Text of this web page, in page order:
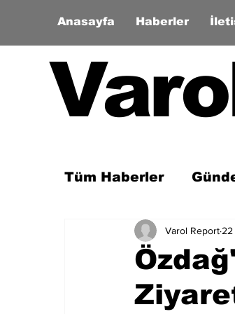
Anasayfa Haberler
Tüm Haberler
Son DakikaVarol Report 22